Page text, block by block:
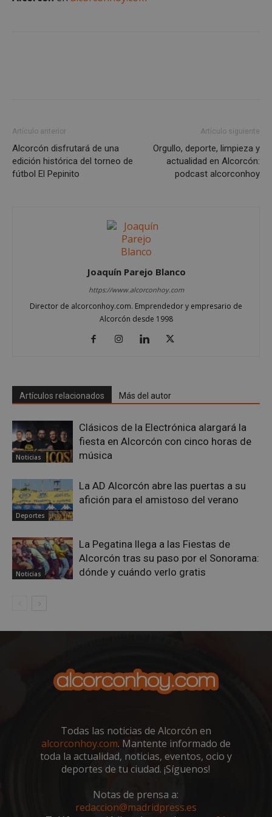
Artículo anterior
Alcorcón disfrutará de una
edición histórica del torneo de
fútbol El Pepinito
Artículo siguiente
Orgullo, deporte, limpieza y
actualidad en Alcorcón:
podcast alcorconhoy
Joaquín Parejo Blanco
https://www.alcorconhoy.com
Director de alcorconhoy.com. Emprendedor y empresario de
Alcorcón desde 1998
Artículos relacionados Más del autor
Noticias
Clásicos de la Electrónica alargará la
fiesta en Alcorcón con cinco horas de
música
Deportes
La AD Alcorcón abre las puertas a su
afición para el amistoso del verano
Noticias
La Pegatina llega a las Fiestas de
Alcorcón tras su paso por el Sonorama:
dónde y cuándo verlo gratis
Todas las noticias de Alcorcón en
alcorconhoy.com. Mantente informado de
toda la actualidad, noticias, eventos, ocio y
deportes de tu ciudad. ¡Síguenos!
Notas de prensa a:
redaccion@madridpress.es
Cookies de rendimiento
Cookies de preferencias
Las cookies estrictamente necesarias permiten la
funcionalidad principal del sitio web, como el
inicio de sesión de usuario y la gestión de cuentas.
El sitio web no se puede utilizar correctamente sin
las cookies estrictamente necesarias.
Dominio
PHP.net
alcorconhoy.com
AWSALBCORS
Amazon.com
Inc.
embed.bsky.app
1 semana
sp_landing
Spotify Inc.
.spotify.com
Google
Privacy Policy